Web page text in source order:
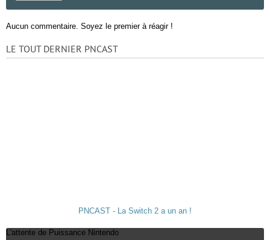
Aucun commentaire. Soyez le premier à réagir !
LE TOUT DERNIER PNCAST
PNCAST - La Switch 2 a un an !
L'attente de Puissance Nintendo